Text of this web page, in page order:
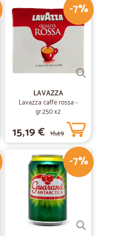
-7%
LAVAZZA
Lavazza caffe rossa -
gr.250 x2
15,19 € 16,49
€ -7%